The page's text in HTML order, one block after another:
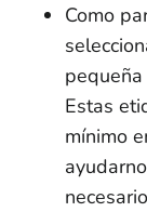
Como
Estas
mínimo